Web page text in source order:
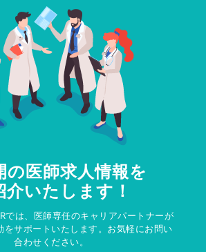
の医師求人情報を
介いたします！
では、医師専任のキャリアパートナーが
をサポートいたします。お気軽にお問い
合わせください。